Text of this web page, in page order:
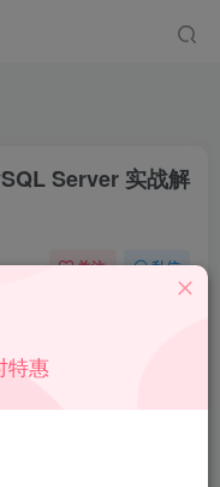
Server 实战解
关注 私信
联系我们删除！
特惠